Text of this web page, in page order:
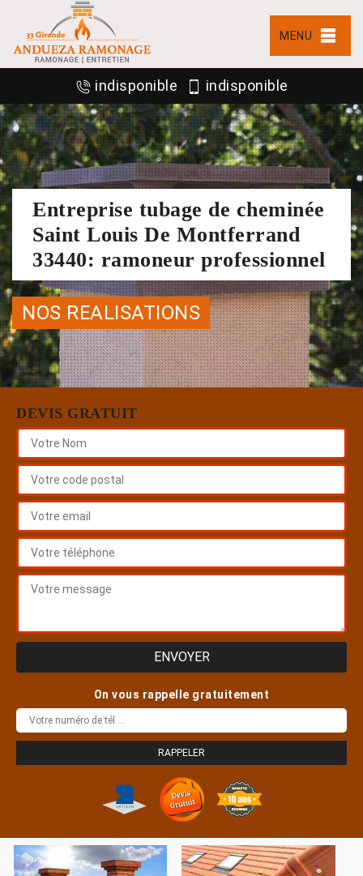
MENU
indisponible indisponible
Entreprise tubage de cheminée
Saint Louis De Montferrand
33440: ramoneur professionnel
NOS REALISATIONS
DEVIS GRATUIT
On vous rappelle gratuitement